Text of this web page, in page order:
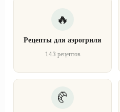
Рецепты для аэрогриля
143 рецептов